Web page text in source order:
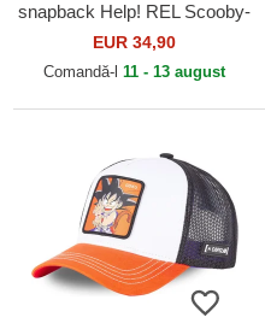
snapback Help! REL Scooby-
Doo de Capslab
EUR 34,90
Comandă-l 11 - 13 august